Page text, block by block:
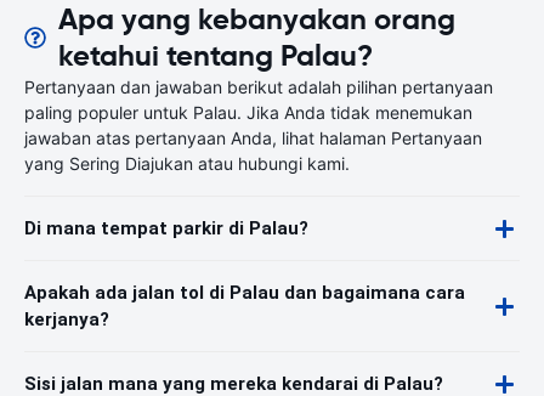
Apa yang kebanyakan orang
ketahui tentang Palau?
Pertanyaan dan jawaban berikut adalah pilihan pertanyaan
paling populer untuk Palau. Jika Anda tidak menemukan
jawaban atas pertanyaan Anda, lihat halaman Pertanyaan
yang Sering Diajukan atau hubungi kami.
Di mana tempat parkir di Palau?
Apakah ada jalan tol di Palau dan bagaimana cara
kerjanya?
Sisi jalan mana yang mereka kendarai di Palau?